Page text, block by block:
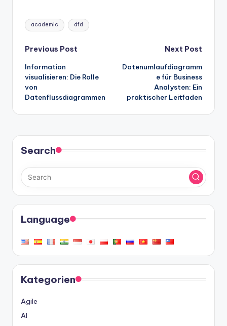
Tags:
academic dfd
Post
navigation
Previous Post
Information
visualisieren: Die Rolle
von
Datenflussdiagrammen
Next Post
Datenumlaufdiagramm
e für Business
Analysten: Ein
praktischer Leitfaden
Search
Language
Kategorien
Agile
AI